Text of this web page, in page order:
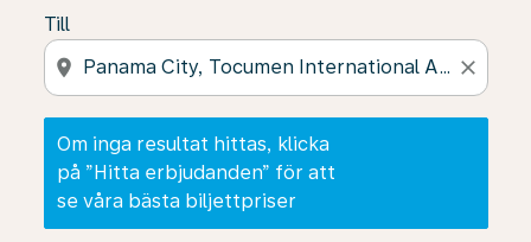
Till
location_on close
Om inga resultat hittas, klicka
på ”Hitta erbjudanden” för att
se våra bästa biljettpriser